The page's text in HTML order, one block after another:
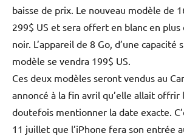
baisse de prix. Le nouveau modèle de
299$ US et sera offert en blanc en
noir. L’appareil de 8 Go, d’une capacité
modèle se vendra 199$ US.
Ces deux modèles seront vendus au
annoncé à la fin avril qu’elle allait offrir
doutefois mentionner la date exacte.
11 juillet que l’iPhone fera son entrée